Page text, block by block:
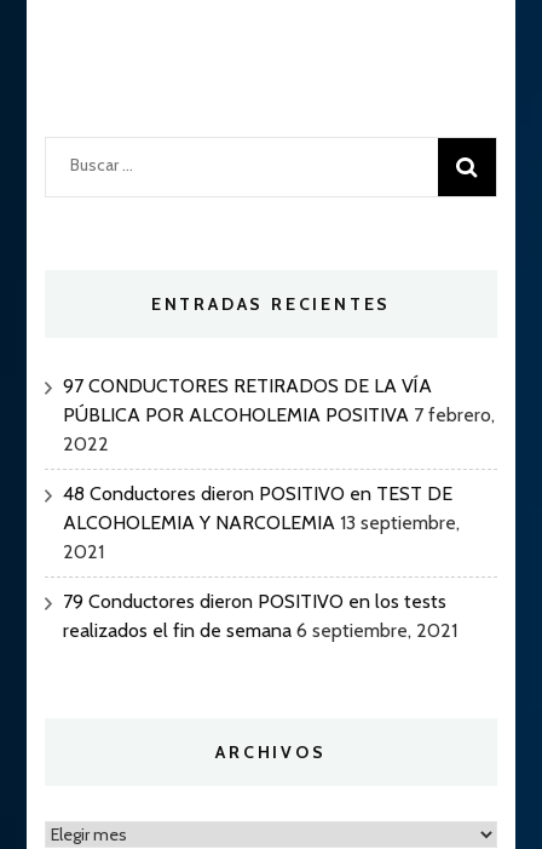
Buscar:
ENTRADAS RECIENTES
97 CONDUCTORES RETIRADOS DE LA VÍA
PÚBLICA POR ALCOHOLEMIA POSITIVA 7 febrero,
2022
48 Conductores dieron POSITIVO en TEST DE
ALCOHOLEMIA Y NARCOLEMIA 13 septiembre,
2021
79 Conductores dieron POSITIVO en los tests
realizados el fin de semana 6 septiembre, 2021
ARCHIVOS
Archivos